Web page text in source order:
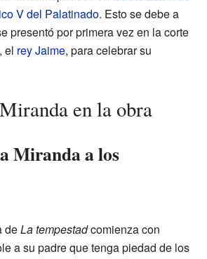
V del Palatinado. Esto se debe a
presentó por primera vez en la corte
el rey Jaime, para celebrar su
en la obra
Miranda a los
deLa tempestadcomienza con
a su padre que tenga piedad de los